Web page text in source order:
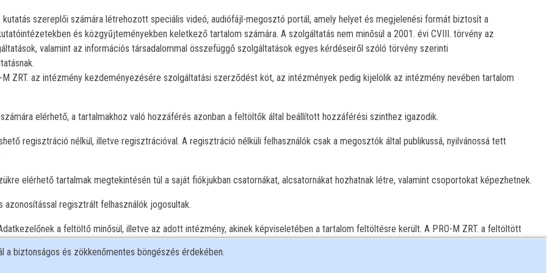
szereplői számára létrehozott speciális videó, audiófájl-megosztó portál, amely helyet és megjelenési formát biztosít a
és közgyűjteményekben keletkező tartalom számára. A szolgáltatás nem minősül a 2001. évi CVIII. törvény az
valamint az információs társadalommal összefüggő szolgáltatások egyes kérdéseiről szóló törvény szerinti
M ZRT. az intézmény kezdeményezésére szolgáltatási szerződést köt, az intézmények pedig kijelölik az intézmény nevében tartalom
elérhető, a tartalmakhoz való hozzáférés azonban a feltöltők által beállított hozzáférési szinthez igazodik.
regisztráció nélkül, illetve regisztrációval. A regisztráció nélküli felhasználók csak a megosztók által publikussá, nyilvánossá tett
elérhető tartalmak megtekintésén túl a saját fiókjukban csatornákat, alcsatornákat hozhatnak létre, valamint csoportokat képezhetnek.
regisztrált felhasználók jogosultak.
a feltöltő minősül, illetve az adott intézmény, akinek képviseletében a tartalom feltöltésre került. A PRO-M ZRT. a feltöltött
adatkezelések valósulnak meg:
a biztonságos és zökkenőmentes böngészés érdekében.